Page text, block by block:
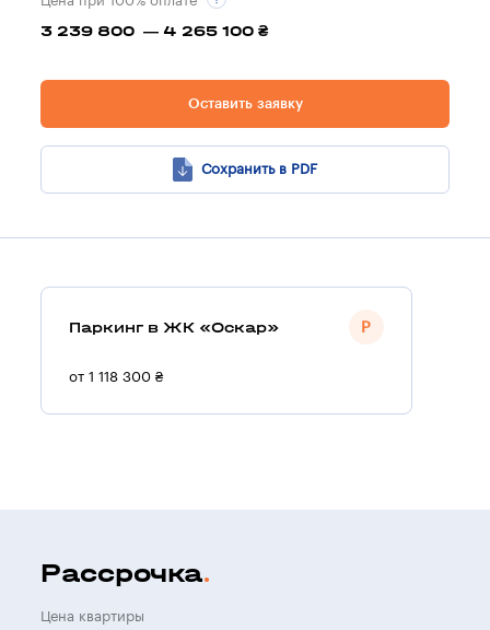
3 239 800 — 4 265 100 ₴
Оставить заявку
Сохранить в PDF
Паркинг в ЖК «Оскар»
от 1 118 300 ₴
Рассрочка
Цена квартиры